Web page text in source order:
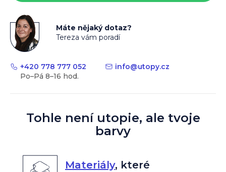
Máte nějaký dotaz?
Tereza vám poradí
+420 778 777 052 info@utopy.cz
Tohle není utopie, ale tvoje
barvy
Materiály, které